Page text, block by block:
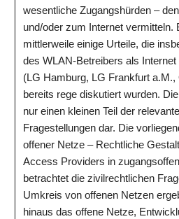
wesentliche Zugangshürden –
und/oder zum Internet vermitteln.
mittlerweile einige Urteile, die
des WLAN-Betreibers als
(LG Hamburg, LG Frankfurt
bereits rege diskutiert wurden.
nur einen kleinen Teil der
Fragestellungen dar. Die
offener Netze – Rechtliche
Access Providers in
betrachtet die zivilrechtlichen
Umkreis von offenen Netzen
hinaus das offene Netze,